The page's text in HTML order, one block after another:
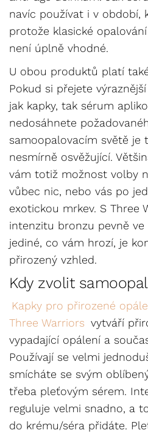
navíc používat i v období,
protože klasické
není úplně vhodné.
U obou produktů platí
Pokud si přejete
jak kapky, tak sérum
nedosáhnete
samoopalovacím světě je
nesmírně osvěžující.
vám totiž možnost volby
vůbec nic, nebo vás po
exotickou mrkev. S Three
intenzitu bronzu pevně ve
jediné, co vám hrozí, je
přirozený vzhled.
Kdy zvolit
Kapky pro přirozené
Three Warriors vytváří
vypadající opálení a
Používají se velmi
smícháte se svým
třeba pleťovým sérem.
reguluje velmi snadno, a
do krému/séra přidáte.